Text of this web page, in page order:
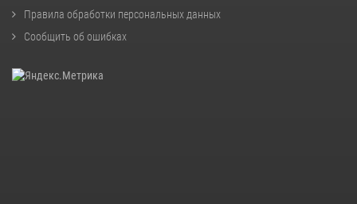
Правила обработки персональных данных
Сообщить об ошибках